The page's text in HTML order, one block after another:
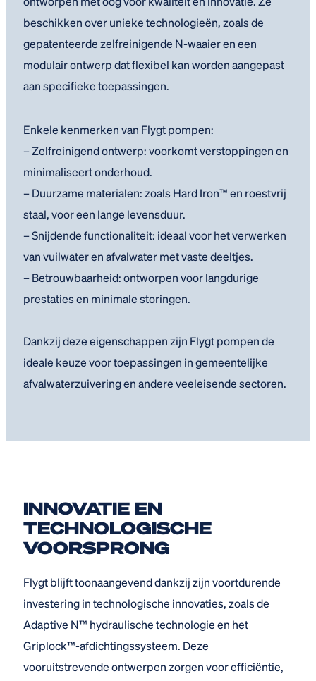
beschikken over unieke technologieën, zoals de
gepatenteerde zelfreinigende N-waaier en een
modulair ontwerp dat flexibel kan worden aangepast
aan specifieke toepassingen.
Enkele kenmerken van Flygt pompen:
– Zelfreinigend ontwerp: voorkomt verstoppingen en
minimaliseert onderhoud.
– Duurzame materialen: zoals Hard Iron™ en roestvrij
staal, voor een lange levensduur.
– Snijdende functionaliteit: ideaal voor het verwerken
van vuilwater en afvalwater met vaste deeltjes.
– Betrouwbaarheid: ontworpen voor langdurige
prestaties en minimale storingen.
Dankzij deze eigenschappen zijn Flygt pompen de
ideale keuze voor toepassingen in gemeentelijke
afvalwaterzuivering en andere veeleisende sectoren.
INNOVATIE EN
TECHNOLOGISCHE
VOORSPRONG
Flygt blijft toonaangevend dankzij zijn voortdurende
investering in technologische innovaties, zoals de
Adaptive N™ hydraulische technologie en het
Griplock™-afdichtingssysteem. Deze
vooruitstrevende ontwerpen zorgen voor efficiëntie,